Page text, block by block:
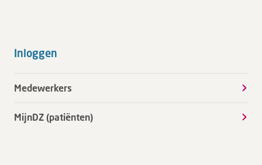
Inloggen
Medewerkers
MijnDZ (patiënten)